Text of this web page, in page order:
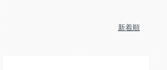
新着順